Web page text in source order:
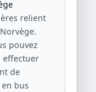
relient
pouvez
effectuer
de
bus